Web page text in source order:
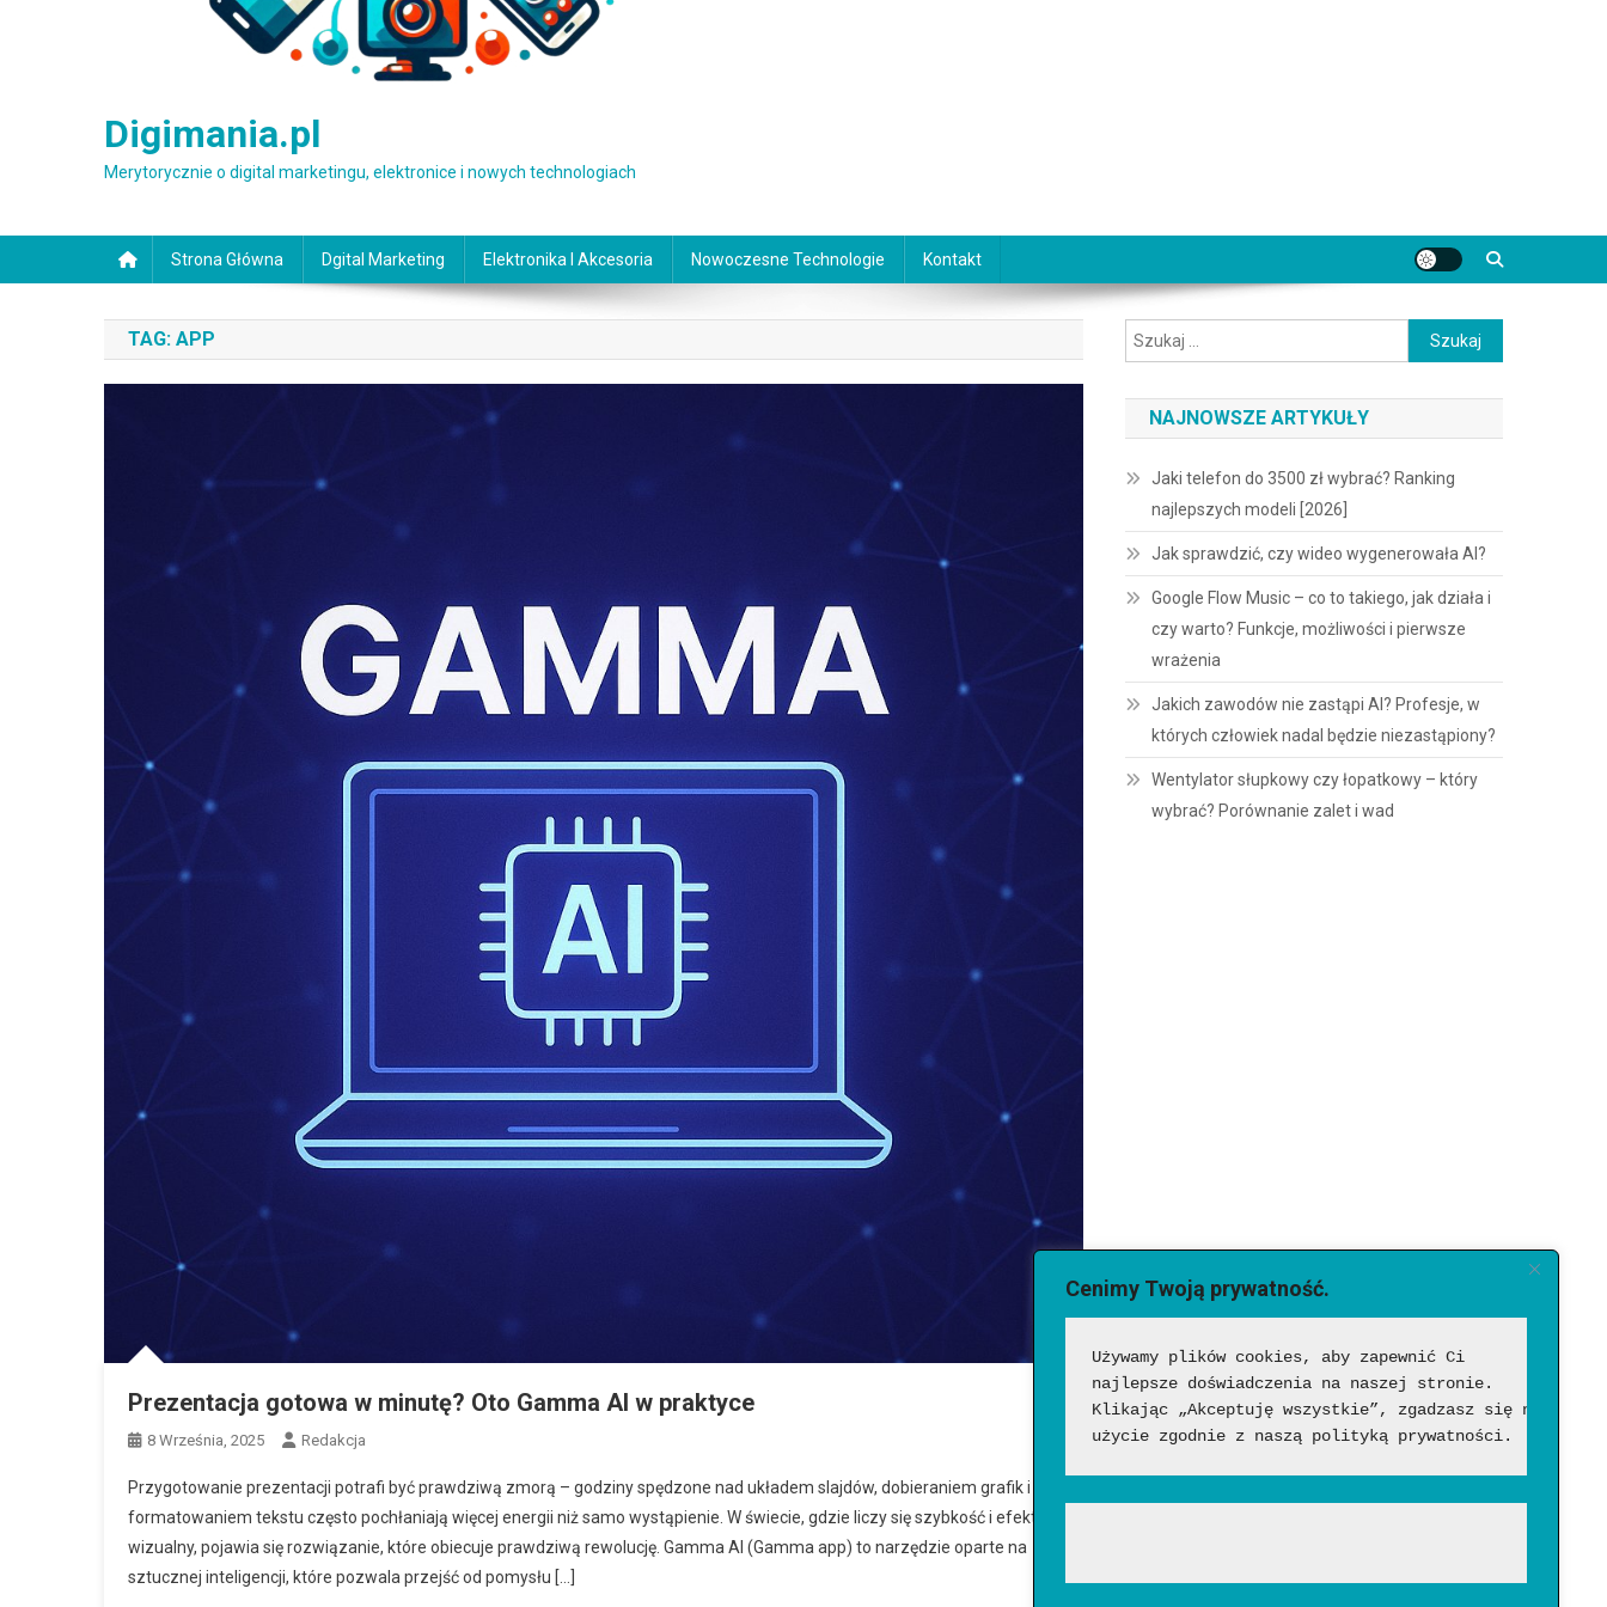
Cenimy Twoją prywatność.
Używamy plików cookies, aby zapewnić Ci
najlepsze doświadczenia na naszej stronie.
Klikając „Akceptuję wszystkie”, zgadzasz się na ich
użycie zgodnie z naszą polityką prywatności.
Digimania.pl
Merytorycznie o digital marketingu, elektronice i nowych technologiach
Strona Główna Dgital Marketing Elektronika I Akcesoria Nowoczesne Technologie Kontakt
TAG: APP
Prezentacja gotowa w minutę? Oto Gamma AI w praktyce
8 Września, 2025 Redakcja
Przygotowanie prezentacji potrafi być prawdziwą zmorą – godziny spędzone nad układem slajdów, dobieraniem grafik i
formatowaniem tekstu często pochłaniają więcej energii niż samo wystąpienie. W świecie, gdzie liczy się szybkość i efekt
wizualny, pojawia się rozwiązanie, które obiecuje prawdziwą rewolucję. Gamma AI (Gamma app) to narzędzie oparte na
sztucznej inteligencji, które pozwala przejść od pomysłu […]
Szukaj:
NAJNOWSZE ARTYKUŁY
Jaki telefon do 3500 zł wybrać? Ranking
najlepszych modeli [2026]
Jak sprawdzić, czy wideo wygenerowała AI?
Google Flow Music – co to takiego, jak działa i
czy warto? Funkcje, możliwości i pierwsze
wrażenia
Jakich zawodów nie zastąpi AI? Profesje, w
których człowiek nadal będzie niezastąpiony?
Wentylator słupkowy czy łopatkowy – który
wybrać? Porównanie zalet i wad